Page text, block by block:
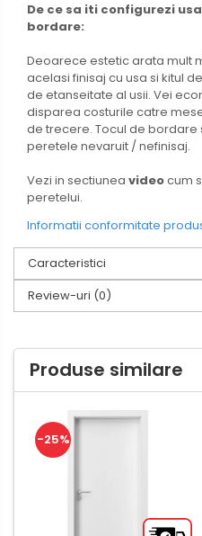
De ce sa iti configurezi
bordare:
Deoarece estetic arata mult
acelasi finisaj cu usa si kitul
de etanseitate al usii. Vei
disparea costurile catre
de trecere. Tocul de
peretele nevaruit / nefinisaj.
Vezi in sectiunea videocum
peretelui.
Informatii conformitate
Caracteristici
Review-uri (0)
Produse similare
-25%